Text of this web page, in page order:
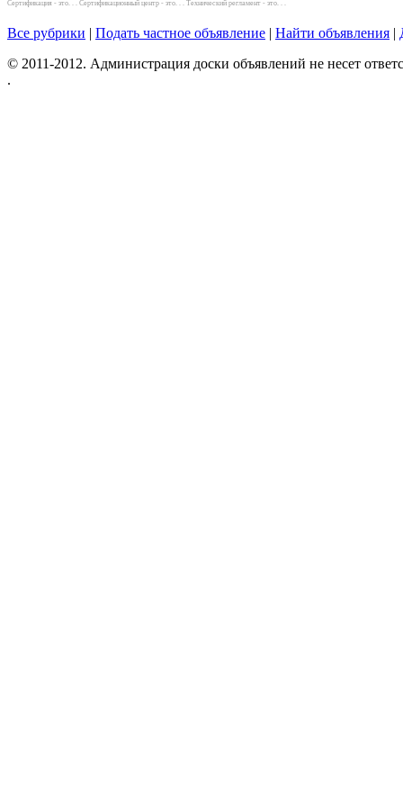
Сертифика́ция - это. . . Сертификационный центр - это. . . Технический регламент - это. . .
Все рубрики | Подать частное объявление | Найти объявления |
© 2011-2012. Администрация доски объявлений не несет
.